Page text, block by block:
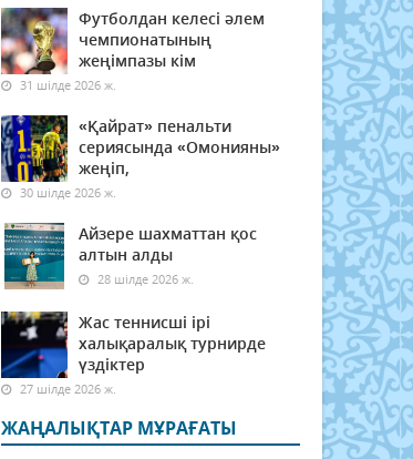
Футболдан келесі әлем
чемпионатының
жеңімпазы кім
31 шілде 2026 ж.
«Қайрат» пенальти
сериясында «Омонияны»
жеңіп,
30 шілде 2026 ж.
Айзере шахматтан қос
алтын алды
28 шілде 2026 ж.
Жас теннисші ірі
халықаралық турнирде
үздіктер
27 шілде 2026 ж.
ЖАҢАЛЫҚТАР МҰРАҒАТЫ